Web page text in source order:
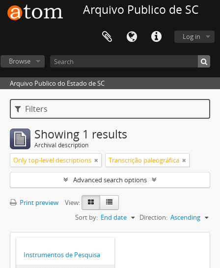
Arquivo Publico de SC
Log in
Browse
Arquivo Publico do Estado de SC
Filters
Showing 1 results
Archival description
Only top-level descriptions Transcrição paleográfica
Advanced search options
Print preview
View:
Sort by: End date Direction: Ascending
Instrumentos de Pesquisa